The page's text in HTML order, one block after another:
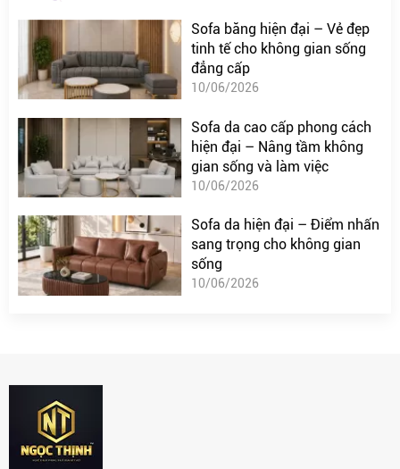
Sofa băng hiện đại – Vẻ đẹp
tinh tế cho không gian sống
đẳng cấp
10/06/2026
Sofa da cao cấp phong cách
hiện đại – Nâng tầm không
gian sống và làm việc
10/06/2026
Sofa da hiện đại – Điểm nhấn
sang trọng cho không gian
sống
10/06/2026